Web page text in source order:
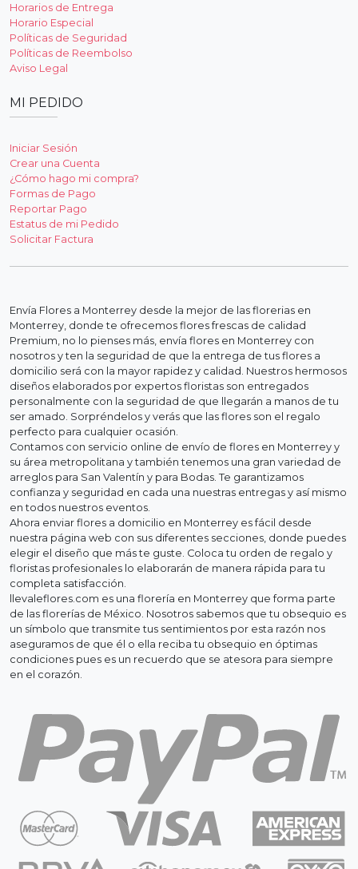
Horarios de Entrega
Horario Especial
Políticas de Seguridad
Políticas de Reembolso
Aviso Legal
MI PEDIDO
Iniciar Sesión
Crear una Cuenta
¿Cómo hago mi compra?
Formas de Pago
Reportar Pago
Estatus de mi Pedido
Solicitar Factura
Envía Flores a Monterrey desde la mejor de las florerias en
Monterrey, donde te ofrecemos flores frescas de calidad
Premium, no lo pienses más, envía flores en Monterrey con
nosotros y ten la seguridad de que la entrega de tus flores a
domicilio será con la mayor rapidez y calidad. Nuestros hermosos
diseños elaborados por expertos floristas son entregados
personalmente con la seguridad de que llegarán a manos de tu
ser amado. Sorpréndelos y verás que las flores son el regalo
perfecto para cualquier ocasión.
Contamos con servicio online de envío de flores en Monterrey y
su área metropolitana y también tenemos una gran variedad de
arreglos para San Valentín y para Bodas. Te garantizamos
confianza y seguridad en cada una nuestras entregas y así mismo
en todos nuestros eventos.
Ahora enviar flores a domicilio en Monterrey es fácil desde
nuestra página web con sus diferentes secciones, donde puedes
elegir el diseño que más te guste. Coloca tu orden de regalo y
floristas profesionales lo elaborarán de manera rápida para tu
completa satisfacción.
llevaleflores.com es una florería en Monterrey que forma parte
de las florerías de México. Nosotros sabemos que tu obsequio es
un símbolo que transmite tus sentimientos por esta razón nos
aseguramos de que él o ella reciba tu obsequio en óptimas
condiciones pues es un recuerdo que se atesora para siempre
en el corazón.